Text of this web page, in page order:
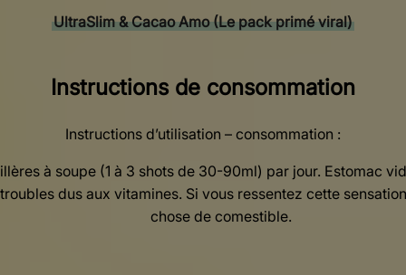
UltraSlim & Cacao Amo (Le pack primé viral)
Instructions de consommation
Instructions d’utilisation – consommation :
à soupe (1 à 3 shots de 30-90ml) par jour. Estomac
dus aux vitamines. Si vous ressentez cette
chose de comestible.